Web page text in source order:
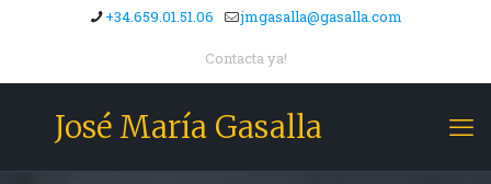
+34.659.01.51.06 jmgasalla@gasalla.com
Contacta ya!
José María Gasalla